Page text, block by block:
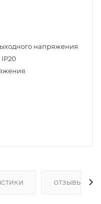
напряжения
IP20
ОТЗЫВЫ